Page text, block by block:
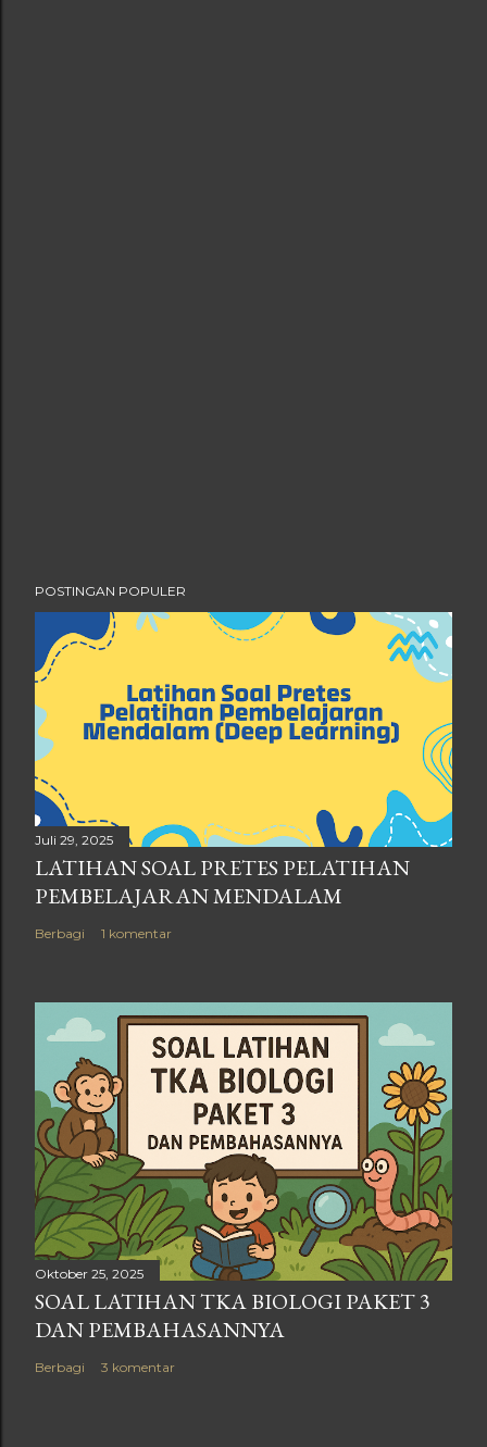
POSTINGAN POPULER
Juli 29, 2025
LATIHAN SOAL PRETES PELATIHAN
PEMBELAJARAN MENDALAM
Berbagi 1 komentar
Oktober 25, 2025
SOAL LATIHAN TKA BIOLOGI PAKET 3
DAN PEMBAHASANNYA
Berbagi 3 komentar